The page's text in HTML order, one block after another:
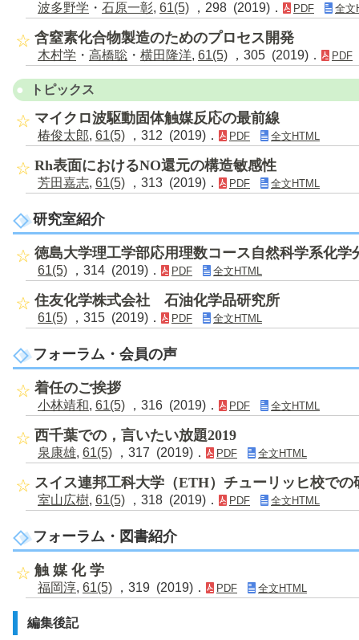
波多野学 ・ 石原一彰, 61(5) ，298 (2019)． PDF 全文
含窒素化合物製造のためのプロセス開発
木村学 ・ 高橋聡 ・ 横田隆洋, 61(5) ，305 (2019)． PDF
トピックス
マイクロ波駆動固体触媒反応の最前線
椿俊太郎, 61(5) ，312 (2019)． PDF 全文HTML
Rh表面におけるNO還元の構造敏感性
芳田嘉志, 61(5) ，313 (2019)． PDF 全文HTML
研究室紹介
徳島大学理工学部応用理数コース自然科学系化
61(5) ，314 (2019)． PDF 全文HTML
住友化学株式会社 石油化学品研究所
61(5) ，315 (2019)． PDF 全文HTML
フォーラム・会員の声
着任のご挨拶
小林靖和, 61(5) ，316 (2019)． PDF 全文HTML
西千葉での，言いたい放題2019
泉康雄, 61(5) ，317 (2019)． PDF 全文HTML
スイス連邦工科大学（ETH）チューリッヒ校での
室山広樹, 61(5) ，318 (2019)． PDF 全文HTML
フォーラム・図書紹介
触 媒 化 学
福岡淳, 61(5) ，319 (2019)． PDF 全文HTML
編集後記